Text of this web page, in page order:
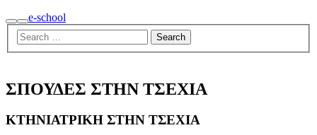
Search
Main
menu
e-school
ΣΠΟΥΔΕΣ ΣΤΗΝ ΤΣΕΧΙΑ
ΚΤΗΝΙΑΤΡΙΚΗ ΣΤΗΝ ΤΣΕΧΙΑ